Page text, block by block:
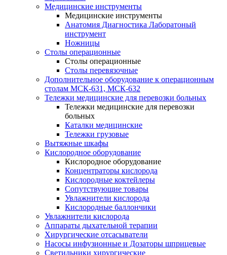
Медицинские инструменты
Медицинские инструменты
Анатомия Диагностика Лаборатоный
инструмент
Ножницы
Столы операционные
Столы операционные
Столы перевязочные
Дополнительное оборудование к операционным
столам МСК-631, МСК-632
Тележки медицинские для перевозки больных
Тележки медицинские для перевозки
больных
Каталки медицинские
Тележки грузовые
Вытяжные шкафы
Кислородное оборудование
Кислородное оборудование
Концентраторы кислорода
Кислородные коктейлеры
Сопутствующие товары
Увлажнители кислорода
Кислородные баллончики
Увлажнители кислорода
Аппараты дыхательной терапии
Хирургические отсасыватели
Насосы инфузионные и Дозаторы шприцевые
Светильники хирургические